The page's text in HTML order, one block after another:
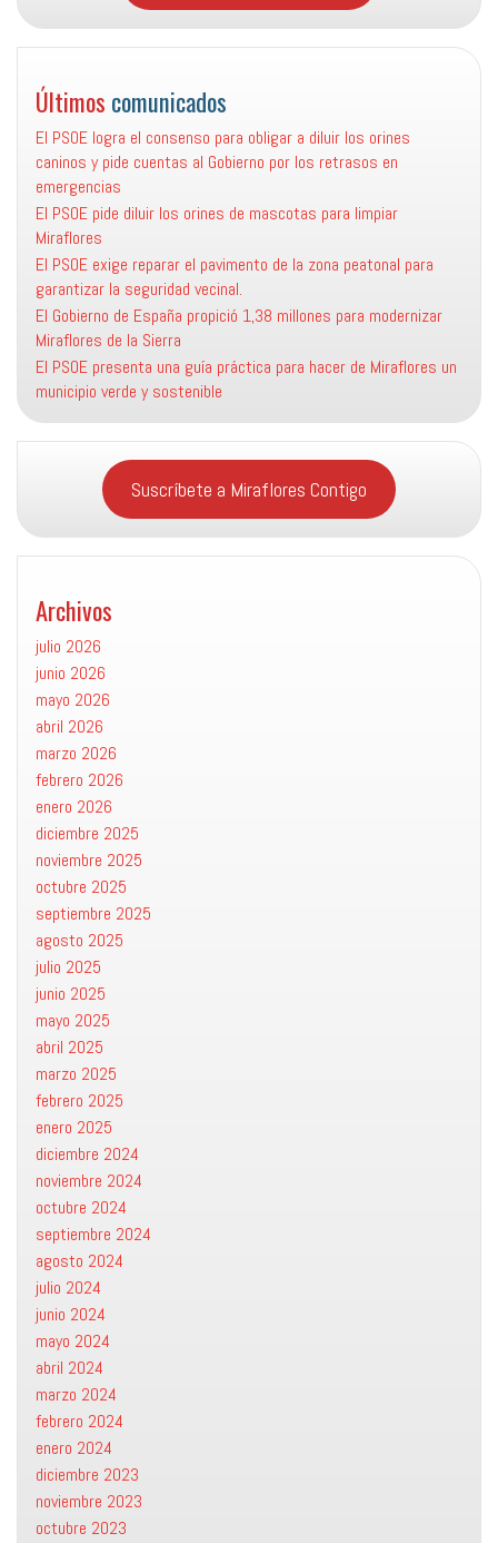
Últimos comunicados
El PSOE logra el consenso para obligar a diluir los orines
caninos y pide cuentas al Gobierno por los retrasos en
emergencias
El PSOE pide diluir los orines de mascotas para limpiar
Miraflores
El PSOE exige reparar el pavimento de la zona peatonal para
garantizar la seguridad vecinal.
El Gobierno de España propició 1,38 millones para modernizar
Miraflores de la Sierra
El PSOE presenta una guía práctica para hacer de Miraflores un
municipio verde y sostenible
Suscríbete a Miraflores Contigo
Archivos
julio 2026
junio 2026
mayo 2026
abril 2026
marzo 2026
febrero 2026
enero 2026
diciembre 2025
noviembre 2025
octubre 2025
septiembre 2025
agosto 2025
julio 2025
junio 2025
mayo 2025
abril 2025
marzo 2025
febrero 2025
enero 2025
diciembre 2024
noviembre 2024
octubre 2024
septiembre 2024
agosto 2024
julio 2024
junio 2024
mayo 2024
abril 2024
marzo 2024
febrero 2024
enero 2024
diciembre 2023
noviembre 2023
octubre 2023